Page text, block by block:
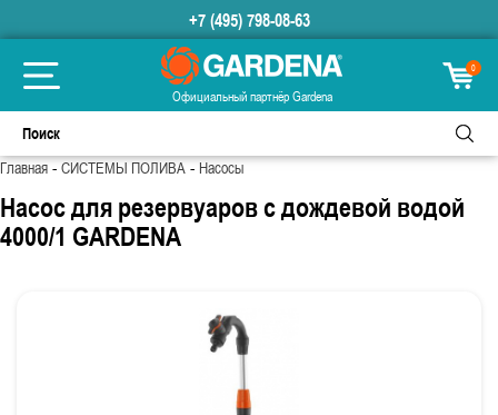
+7 (495) 798-08-63
Официальный партнёр Gardena
0
Главная-СИСТЕМЫ ПОЛИВА-Насосы
Насос для резервуаров с дождевой водой
4000/1 GARDENA